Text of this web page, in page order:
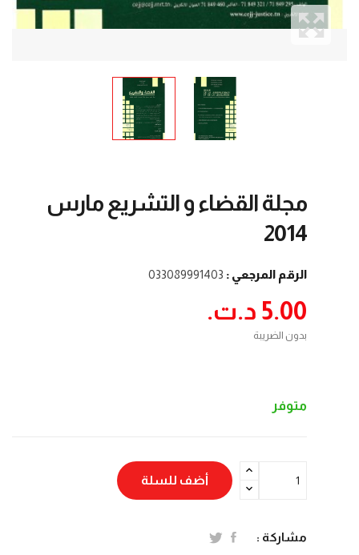
مجلة القضاء و التشريع مارس
2014
الرقم المرجعي : 033089991403
5.00 د.ت.‏
بدون الضريبة
متوفر
أضف للسلة
مشاركة :